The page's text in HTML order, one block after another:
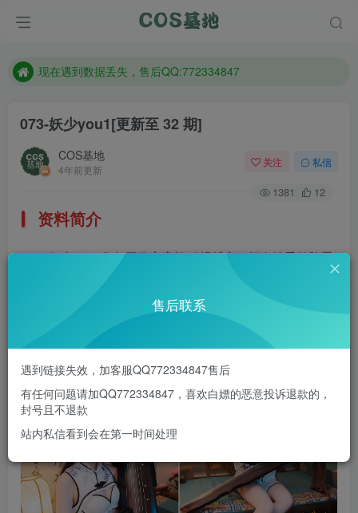
现在遇到数据丢失，售后QQ:772334847
想看那个coser作品，请在搜索框搜索
073-妖少you1[更新至 32 期]
COS基地
4年前更新
关注 私信
1381 12
资料简介
妖少you1,御行工作室店长 动漫博主，拥有清秀的脸蛋
和呼之欲出的大胸，令无数宅男血脉喷张啊~微博：@妖少
部分预览
售后联系
遇到链接失效，加客服QQ772334847售后
有任何问题请加QQ772334847，喜欢白嫖的恶意投诉退款的，
封号且不退款
站内私信看到会在第一时间处理